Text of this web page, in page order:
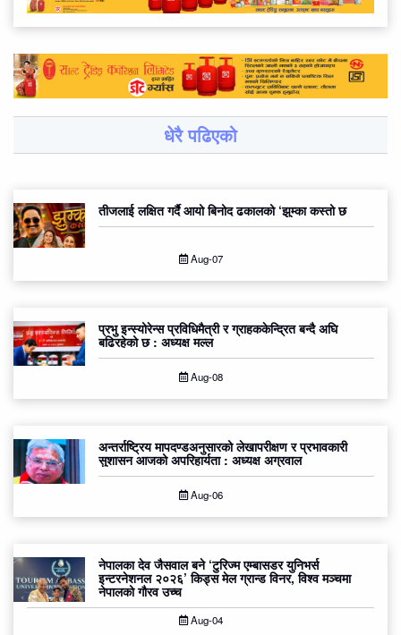
धेरै पढिएको
तीजलाई लक्षित गर्दै आयो बिनोद ढकालको ‘झुम्का कस्तो छ
Aug-07
प्रभु इन्स्योरेन्स प्रविधिमैत्री र ग्राहककेन्द्रित बन्दै अघि
बढिरहेको छ : अध्यक्ष मल्ल
Aug-08
अन्तर्राष्ट्रिय मापदण्डअनुसारको लेखापरीक्षण र प्रभावकारी
सुशासन आजको अपरिहार्यता : अध्यक्ष अग्रवाल
Aug-06
नेपालका देव जैसवाल बने ‘टुरिज्म एम्बासडर युनिभर्स
इन्टरनेशनल २०२६’ किड्स मेल ग्रान्ड विनर, विश्व मञ्चमा
नेपालको गौरव उच्च
Aug-04